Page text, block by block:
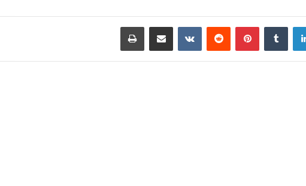
لينكدإن بينتيريست مشاركة عبر البريد طباعة